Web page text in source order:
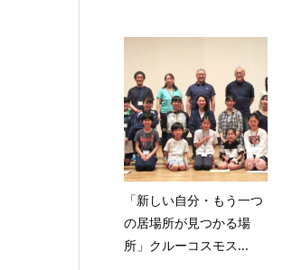
「新しい自分・もう一つ
の居場所が見つかる場
所」クルーコスモス...